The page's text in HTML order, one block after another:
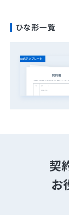
ひな形一覧
契
お